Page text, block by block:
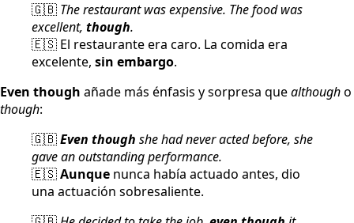
🇬🇧 The restaurant was expensive. The food was
excellent, though.
🇪🇸 El restaurante era caro. La comida era
excelente, sin embargo.
Even though añade más énfasis y sorpresa quealthougho
though:
🇬🇧Even though she had never acted before, she
gave an outstanding performance.
🇪🇸Aunque nunca había actuado antes, dio
una actuación sobresaliente.